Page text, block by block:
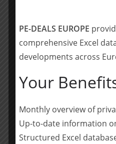
Midlands.
wichtiger
_______________
Hypax ist eine
Übernahme
durch
PE-DEALS EUROPE
comprehensive Excel
developments across
Your
Monthly overview of
Up-to-date information
Structured Excel